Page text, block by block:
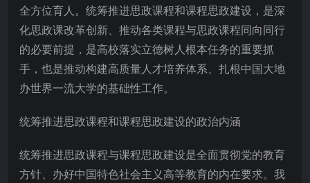
全方位育人。统筹推进思政课程和课程思政建设，是深
化思政课改革创新、推动各类课程与思政课程同向同行
的必要前提，是高校落实立德树人根本任务的重要抓
手，也是推动构建高质量人才培养体系、扎根中国大地
办世界一流大学的基础性工作。
统筹推进思政课程和课程思政建设的政治内涵
统筹推进思政课程与课程思政建设是全面贯彻党的教育
方针、办好中国特色社会主义高等教育的内在要求。我